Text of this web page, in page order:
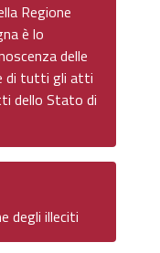
Regione
è lo
delle
di tutti gli atti
dello Stato di
degli illeciti